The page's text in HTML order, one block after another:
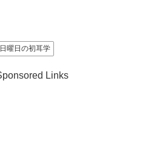
日曜日の初耳学
Links